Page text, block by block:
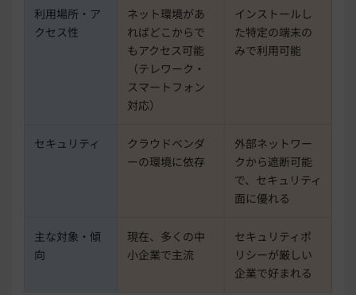
利用場所・ア
クセス性
ネット環境があ
ればどこからで
もアクセス可能
（テレワーク・
スマートフォン
対応）
インストールし
た特定の端末の
みで利用可能
セキュリティ
クラウドベンダ
ーの環境に依存
外部ネットワー
クから遮断可能
で、セキュリティ
面に優れる
主な対象・傾
向
現在、多くの中
小企業で主流
セキュリティポ
リシーが厳しい
企業で好まれる